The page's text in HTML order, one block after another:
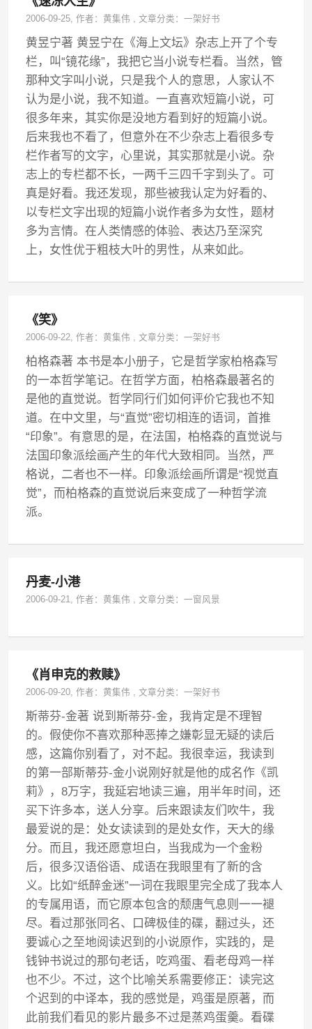
2006-09-25, 作者：黄集伟 ,文章分类：一架好书
黄昱宁著 黄昱宁在《海上文坛》杂志上开了个专
栏，叫“镜花缘”，我把它当小说专栏看。当然，管
那种文字叫小说，只是我个人的意思，人家认不
认为是小说，我不知道。一直喜欢短篇小说，可
很多年来，其实你是没地方看到好的短篇小说。
后来我也不看了，但意外在不少杂志上看很多专
栏作者写的文字，心里说，其实那就是小说。杂
志上的专栏都不长，一两千三四千字到头了。可
真是好看。我还发现，那些被我认定为好看的、
以专栏文字出现的短篇小说作者多为女性，题材
多为言情。在人类情感的体验、表达乃至深究
上，女性优于粗枝大叶的男性，从来如此。
《笑》
2006-09-22, 作者：黄集伟 ,文章分类：一架好书
柏格森著 本书是本小册子，它是哲学家柏格森写
的一本哲学笔记。在哲学方面，柏格森最著名的
是他的直觉说。哲学同行们如何评价它我也不知
道。在中文里，与“直觉”密切相连的语词，首推
“印象”。有意思的是，在法国，柏格森的直觉说与
法国印象派绘画产生的年代大致相同。当然，严
格说，二者也不一样。印象派绘画所谓是“视觉直
觉”，而柏格森的直觉说后来变成了一种哲学流
派。
丹麦-小港
2006-09-21, 作者：黄集伟 ,文章分类：一窗风景
《肖申克的救赎》
2006-09-20, 作者：黄集伟 ,文章分类：一架好书
斯蒂芬-金著 说到斯蒂芬-金，我肯定是不理智
的。假使你不喜欢那种恶捧之嫌彰显无疑的读后
感，这篇你别看了，对不起。我很幸运，我读到
的第一部斯蒂芬-金小说刚好就是他的成名作《凯
莉》，8万字，我延宕地读三遍，用半年时间，还
买下许多本，送人分享。后来跟读友们吹牛，我
最爱说的是：处女读读到的是处女作，天大的缘
分。而且，我还愿意坦白，当我成为一个金粉
后，很多汉语俗语、成语在我眼里有了新的含
义。比如“纸醉金迷”一词在我眼里完全成了我本人
的专属用语，而它原本包含的颓唐气息则一一褪
尽。看过那张同名、口碑极佳的碟，翻过头，还
要诚心之至地阅读迟到的小说原作，实践的，是
钱钟书说过的那句老话，吃鸡蛋、看老母鸡一样
也不少。不过，这个比喻关系需要修正：读完这
个迟到的中译本，我的感觉是，鸡蛋是原著，而
此前我们看见的影片最多不过是蒸鸡蛋羹。看碟